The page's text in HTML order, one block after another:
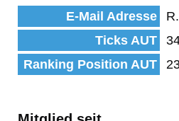
E-Mail Adresse
Ticks AUT
Ranking Position AUT